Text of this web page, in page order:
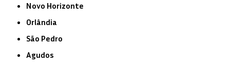
Novo Horizonte
Orlândia
São Pedro
Agudos